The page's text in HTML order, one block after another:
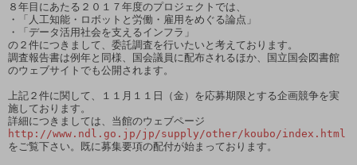
８年目にあたる２０１７年度のプロジェクトでは、
・「人工知能・ロボットと労働・雇用をめぐる論点」
・「データ活用社会を支えるインフラ」
の２件につきまして、委託調査を行いたいと考えております。
調査報告書は例年と同様、国会議員に配布されるほか、国立国会図書館
のウェブサイトでも公開されます。
上記２件に関して、１１月１１日（金）を応募期限とする企画競争を実
施しております。
http://www.ndl.go.jp/jp/supply/other/koubo/index.html
をご覧下さい。既に募集要項の配付が始まっております。